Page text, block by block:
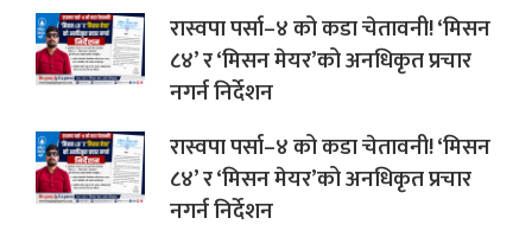
रास्वपा पर्सा–४ को कडा चेतावनी! ‘मिसन
८४’ र ‘मिसन मेयर’को अनधिकृत प्रचार
नगर्न निर्देशन
रास्वपा पर्सा–४ को कडा चेतावनी! ‘मिसन
८४’ र ‘मिसन मेयर’को अनधिकृत प्रचार
नगर्न निर्देशन